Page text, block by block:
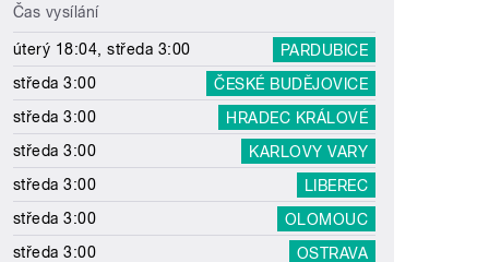
Čas vysílání
úterý 18:04, středa 3:00
PARDUBICE
středa 3:00
ČESKÉ BUDĚJOVICE
středa 3:00
HRADEC KRÁLOVÉ
středa 3:00
KARLOVY VARY
středa 3:00
LIBEREC
středa 3:00
OLOMOUC
středa 3:00
OSTRAVA